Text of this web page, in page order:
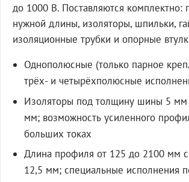
до 1000 В. Поставляются комплектно:
нужной длины, изоляторы, шпильки,
изоляционные трубки и опорные
Однополюсные (только парное
трёх- и четырёхполюсные
Изоляторы под толщину шины 5
мм; возможность усиленного
больших токах
Длина профиля от 125 до 2100 мм
12,5 мм; специальные исполнения